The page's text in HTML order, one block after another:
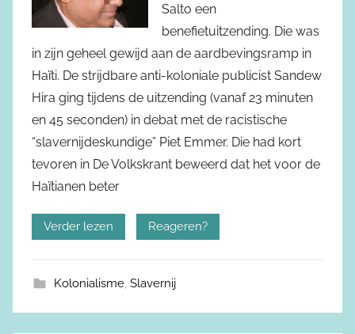
Salto een
benefietuitzending. Die was
in zijn geheel gewijd aan de aardbevingsramp in
Haïti. De strijdbare anti-koloniale publicist Sandew
Hira ging tijdens de uitzending (vanaf 23 minuten
en 45 seconden) in debat met de racistische
“slavernijdeskundige” Piet Emmer. Die had kort
tevoren in De Volkskrant beweerd dat het voor de
Haïtianen beter
Verder lezen Reageren?
Kolonialisme, Slavernij